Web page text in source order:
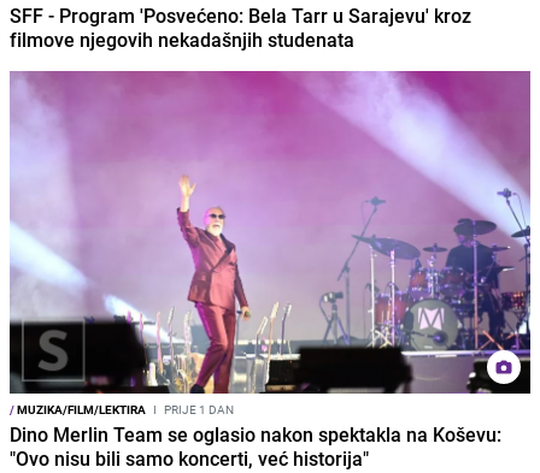
SFF - Program 'Posvećeno: Bela Tarr u Sarajevu' kroz
filmove njegovih nekadašnjih studenata
/MUZIKA/FILM/LEKTIRA I PRIJE 1 DAN
Dino Merlin Team se oglasio nakon spektakla na Koševu:
"Ovo nisu bili samo koncerti, već historija"